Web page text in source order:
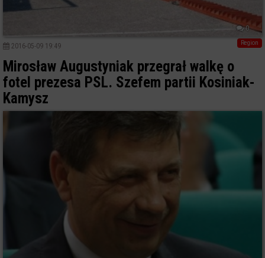
0
Region
2016-05-09 19:49
Mirosław Augustyniak przegrał walkę o
fotel prezesa PSL. Szefem partii Kosiniak-
Kamysz